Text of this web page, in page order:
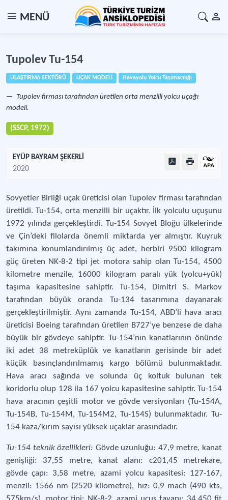
MENÜ
Tupolev Tu-154
ULAŞTIRMA SEKTÖRÜ UÇAK MODELİ Havayolu Yolcu Taşımacılığı
Tupolev firması tarafından üretilen orta menzilli yolcu uçağı
modeli.
(SSCP, 1972)
EYÜP BAYRAM ŞEKERLİ
2020
Sovyetler Birliği uçak üreticisi olan Tupolev firması tarafından
üretildi. Tu-154, orta menzilli bir uçaktır. İlk yolculu uçuşunu
1972 yılında gerçekleştirdi. Tu-154 Sovyet Bloğu ülkelerinde
ve Çin’deki filolarda önemli miktarda yer almıştır. Kuyruk
takımına konumlandırılmış üç adet, herbiri 9500 kilogram
güç üreten NK-8-2 tipi jet motora sahip olan Tu-154, 4500
kilometre menzile, 16000 kilogram paralı yük (yolcu+yük)
taşıma kapasitesine sahiptir. Tu-154, Dimitri S. Markov
tarafından büyük oranda Tu-134 tasarımına dayanarak
gerçekleştirilmiştir. Aynı zamanda Tu-154, ABD’li hava aracı
üreticisi Boeing tarafından üretilen B727’ye benzese de daha
büyük bir gövdeye sahiptir. Tu-154’nın kanatlarının önünde
iki adet 38 metreküplük ve kanatların gerisinde bir adet
küçük basınçlandırılmamış kargo bölümü bulunmaktadır.
Hava aracı sağında ve solunda üç koltuk bulunan tek
koridorlu olup 128 ila 167 yolcu kapasitesine sahiptir. Tu-154
hava aracının çeşitli motor ve gövde versiyonları (Tu-154A,
Tu-154B, Tu-154M, Tu-154M2, Tu-154S) bulunmaktadır. Tu-
154 kaza/kırım sayısı yüksek uçaklar arasındadır.
Tu-154 teknik özellikleri: Gövde uzunluğu: 47,9 metre, kanat
genişliği: 37,55 metre, kanat alanı: c201,45 metrekare,
gövde çapı: 3,58 metre, azami yolcu kapasitesi: 127-167,
menzil: 1566 nm (2520 kilometre), hız: 0,9 mach (490 kts,